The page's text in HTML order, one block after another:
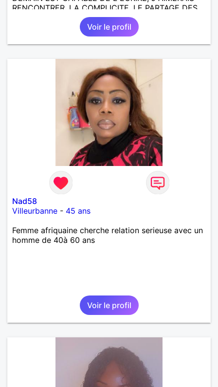
RENCONTRER, LA COMPLICITE, LE PARTAGE DES
BELLES CHOSES DE LA VIE : BALADES, VOYAGES
EN FRANCE OU AILLEURS. ETRE A L ECOUTE DE L
AUTRE, ET LA VIE SERA PLUS BELLE
ENCORE.....................
Voir le profil
Nad58
Villeurbanne - 45 ans
Femme afriquaine cherche relation serieuse avec un
homme de 40à 60 ans
Voir le profil